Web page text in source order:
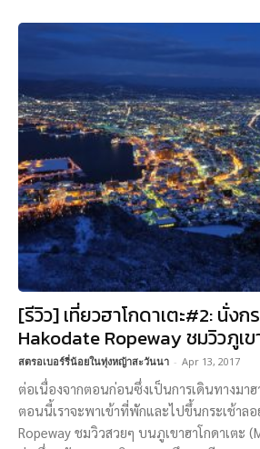
[รีวิว] เที่ยวฮาโกดาเตะ#2: นั่งก
Hakodate Ropeway ชมวิวภูเข
สตรอเบอร์รี่น้อยในทุ่งหญ้าสะวันนา - Apr 13, 2017
ต่อเนื่องจากตอนก่อนซึ่งเป็นการเดินทางมาฮ
ตอนนี้เราจะพาเข้าที่พักและไปขึ้นกระเช้าล
Ropeway ชมวิวสวยๆ บนภูเขาฮาโกดาเตะ